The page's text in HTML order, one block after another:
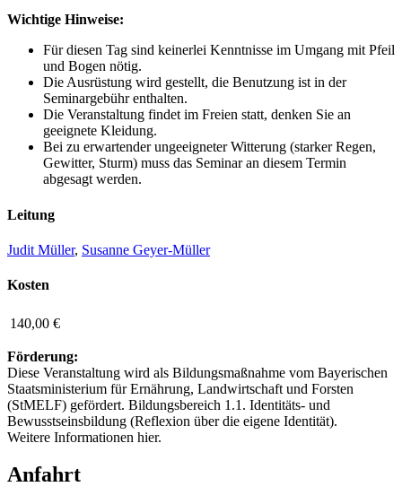
Wichtige Hinweise:
Für diesen Tag sind keinerlei Kenntnisse im Umgang mit Pfeil
und Bogen nötig.
Die Ausrüstung wird gestellt, die Benutzung ist in der
Seminargebühr enthalten.
Die Veranstaltung findet im Freien statt, denken Sie an
geeignete Kleidung.
Bei zu erwartender ungeeigneter Witterung (starker Regen,
Gewitter, Sturm) muss das Seminar an diesem Termin
abgesagt werden.
Leitung
Judit Müller, Susanne Geyer-Müller
Kosten
140,00 €
Förderung:
Diese Veranstaltung wird als Bildungsmaßnahme vom Bayerischen
Staatsministerium für Ernährung, Landwirtschaft und Forsten
(StMELF) gefördert. Bildungsbereich 1.1. Identitäts- und
Bewusstseinsbildung (Reflexion über die eigene Identität).
Weitere Informationen hier.
Anfahrt